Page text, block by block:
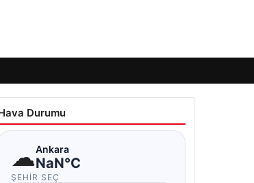
Durumu
☁Ankara
NaN°C
ŞEHIR SEÇ